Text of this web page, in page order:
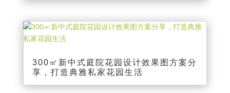
300㎡新中式庭院花园设计效果图方案分
享，打造典雅私家花园生活